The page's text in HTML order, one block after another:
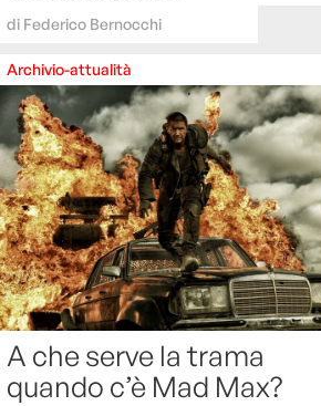
di Federico Bernocchi
Archivio-attualità
A che serve la trama
quando c’è Mad Max?